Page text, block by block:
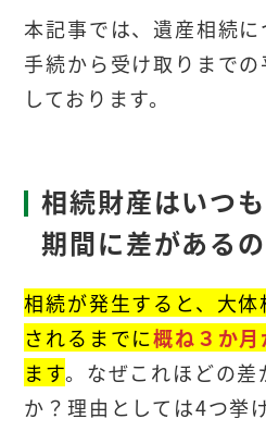
本記事では、遺産相続
手続から受け取りまで
しております。
相続財産はいつ
期間に差があるの
相続が発生すると、大
されるまでに概ね３か
ます。なぜこれほどの差
か？理由としては4つ挙